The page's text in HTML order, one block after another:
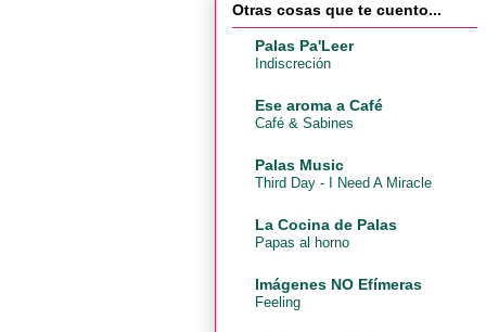
Otras cosas que te cuento...
Palas Pa'Leer
Indiscreción
Ese aroma a Café
Café & Sabines
Palas Music
Third Day - I Need A Miracle
La Cocina de Palas
Papas al horno
Imágenes NO Efímeras
Feeling